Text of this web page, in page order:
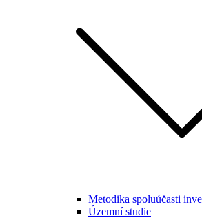
Metodika spoluúčasti
Územní studie